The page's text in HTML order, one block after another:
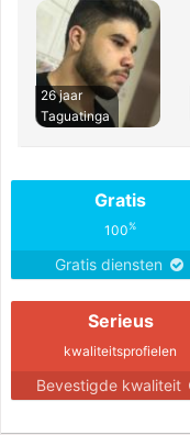
26 jaar
Taguatinga
Gratis
100%
Gratis diensten
Serieus
kwaliteitsprofielen
Bevestigde kwaliteit